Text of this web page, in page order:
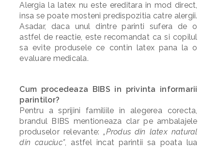
Alergia la latex nu este ereditara in mod direct,
insa se poate mosteni predispozitia catre alergii.
Asadar, daca unul dintre parinti sufera de o
astfel de reactie, este recomandat ca si copilul
sa evite produsele ce contin latex pana la o
evaluare medicala.
Cum procedeaza BIBS in privinta informarii
parintilor?
Pentru a sprijini familiile in alegerea corecta,
brandul BIBS mentioneaza clar pe ambalajele
produselor relevante:„Produs din latex natural
din cauciuc”, astfel incat parintii sa poata lua